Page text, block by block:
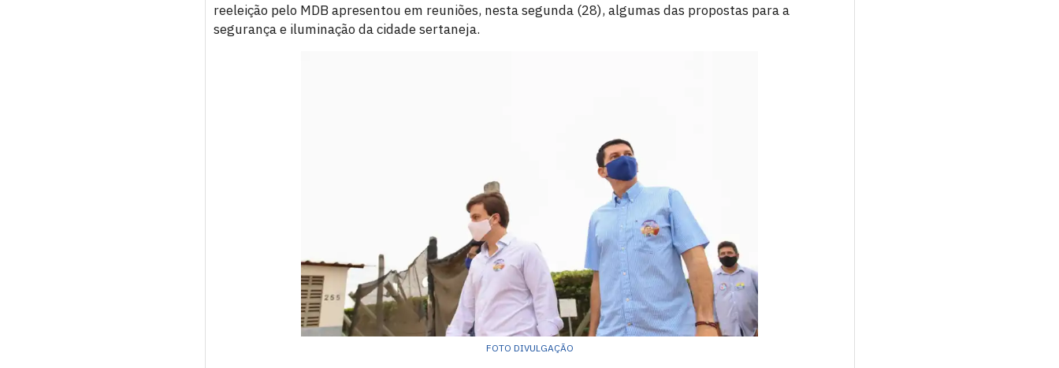
reeleição pelo MDB apresentou em reuniões, nesta segunda (28), algumas das propostas para a
segurança e iluminação da cidade sertaneja.
FOTO DIVULGAÇÃO